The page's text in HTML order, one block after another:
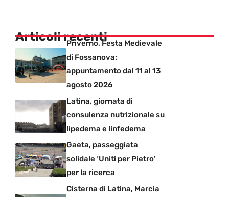
Articoli recentiPriverno, Festa Medievale
di Fossanova:
appuntamento dal 11 al 13
agosto 2026
Latina, giornata di
consulenza nutrizionale su
lipedema e linfedema
Gaeta, passeggiata
solidale ‘Uniti per Pietro’
per la ricerca
Cisterna di Latina, Marcia